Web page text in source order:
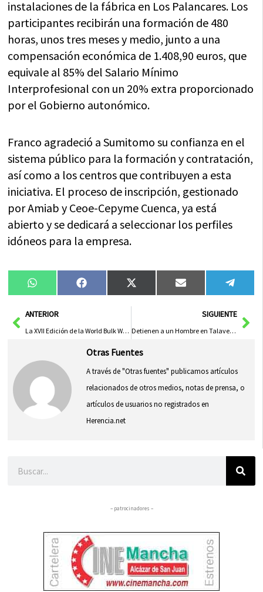
instalaciones de la fábrica en Los Palancares. Los
participantes recibirán una formación de 480
horas, unos tres meses y medio, junto a una
compensación económica de 1.408,90 euros, que
equivale al 85% del Salario Mínimo
Interprofesional con un 20% extra proporcionado
por el Gobierno autonómico.
Franco agradeció a Sumitomo su confianza en el
sistema público para la formación y contratación,
así como a los centros que contribuyen a esta
iniciativa. El proceso de inscripción, gestionado
por Amiab y Ceoe-Cepyme Cuenca, ya está
abierto y se dedicará a seleccionar los perfiles
idóneos para la empresa.
Compartir
en
WhatsAppCompartir
en
FacebookCompartir
en
X
(Twitter)
Compartir
en
Email
en
AntANTERIOR
La XVII Edición de la World Bulk Wine Exhibition Reúne a 240 Bodegas con Compradores de 60 Países
SIGUIENTE
Detienen a un Hombre en Talavera por Presunto Incendio en la Ribera del Tajo
Otras Fuentes
A través de "Otras fuentes" publicamos artículos
relacionados de otros medios, notas de prensa, o
artículos de usuarios no registrados en
Herencia.net
– patrocinadores –